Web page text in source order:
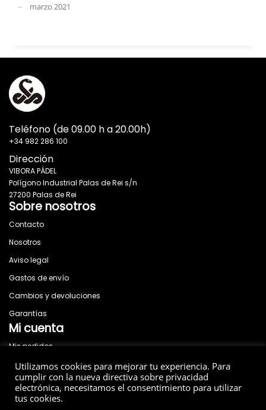
marzo 2021
Teléfono (de 09.00 h a 20.00h)
+34 982 286 100
Dirección
VIBORA PÁDEL
Polígono Industrial Palas de Rei s/n
27200 Palas de Rei
Sobre nosotros
Contacto
Nosotros
Aviso legal
Gastos de envío
Cambios y devoluciones
Garantías
Mi cuenta
Mis pedidos
News
Social
Utilizamos cookies para mejorar tu experiencia. Para
cumplir con la nueva directiva sobre privacidad
electrónica, necesitamos el consentimiento para utilizar
tus cookies.